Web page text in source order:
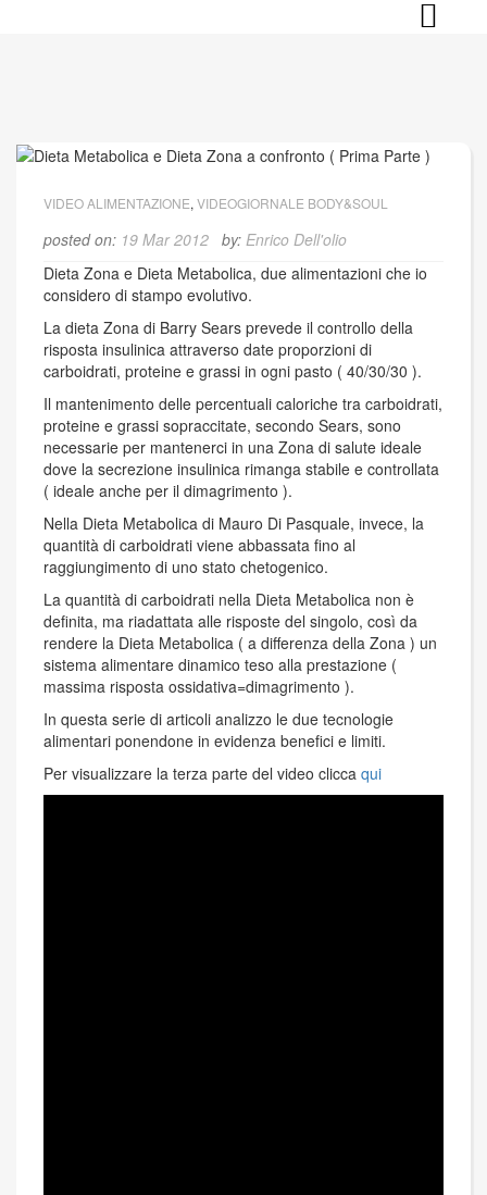
VIDEO ALIMENTAZIONE, VIDEOGIORNALE BODY&SOUL
posted on: 19 Mar 2012 by: Enrico Dell'olio
Dieta Zona e Dieta Metabolica, due alimentazioni che io
considero di stampo evolutivo.
La dieta Zona di Barry Sears prevede il controllo della
risposta insulinica attraverso date proporzioni di
carboidrati, proteine e grassi in ogni pasto ( 40/30/30 ).
Il mantenimento delle percentuali caloriche tra carboidrati,
proteine e grassi sopraccitate, secondo Sears, sono
necessarie per mantenerci in una Zona di salute ideale
dove la secrezione insulinica rimanga stabile e controllata
( ideale anche per il dimagrimento ).
Nella Dieta Metabolica di Mauro Di Pasquale, invece, la
quantità di carboidrati viene abbassata fino al
raggiungimento di uno stato chetogenico.
La quantità di carboidrati nella Dieta Metabolica non è
definita, ma riadattata alle risposte del singolo, così da
rendere la Dieta Metabolica ( a differenza della Zona ) un
sistema alimentare dinamico teso alla prestazione (
massima risposta ossidativa=dimagrimento ).
In questa serie di articoli analizzo le due tecnologie
alimentari ponendone in evidenza benefici e limiti.
Per visualizzare la terza parte del video clicca qui